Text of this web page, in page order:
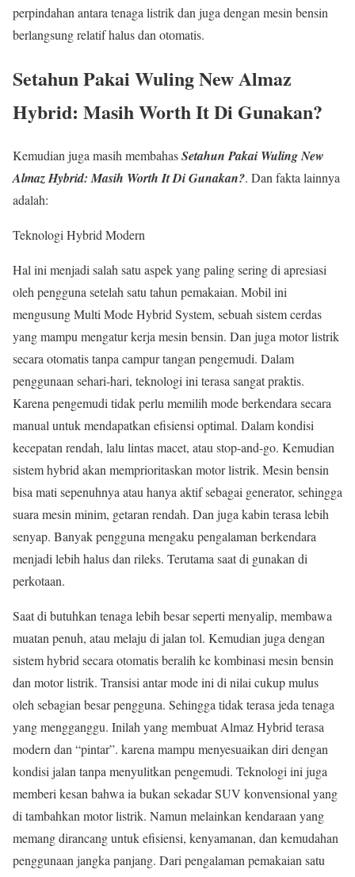
perpindahan antara tenaga listrik dan juga dengan mesin bensin
berlangsung relatif halus dan otomatis.
Setahun Pakai Wuling New Almaz
Hybrid: Masih Worth It Di Gunakan?
Kemudian juga masih membahasSetahun Pakai Wuling New
Almaz Hybrid: Masih Worth It Di Gunakan?. Dan fakta lainnya
adalah:
Teknologi Hybrid Modern
Hal ini menjadi salah satu aspek yang paling sering di apresiasi
oleh pengguna setelah satu tahun pemakaian. Mobil ini
mengusung Multi Mode Hybrid System, sebuah sistem cerdas
yang mampu mengatur kerja mesin bensin. Dan juga motor listrik
secara otomatis tanpa campur tangan pengemudi. Dalam
penggunaan sehari-hari, teknologi ini terasa sangat praktis.
Karena pengemudi tidak perlu memilih mode berkendara secara
manual untuk mendapatkan efisiensi optimal. Dalam kondisi
kecepatan rendah, lalu lintas macet, atau stop-and-go. Kemudian
sistem hybrid akan memprioritaskan motor listrik. Mesin bensin
bisa mati sepenuhnya atau hanya aktif sebagai generator, sehingga
suara mesin minim, getaran rendah. Dan juga kabin terasa lebih
senyap. Banyak pengguna mengaku pengalaman berkendara
menjadi lebih halus dan rileks. Terutama saat di gunakan di
perkotaan.
Saat di butuhkan tenaga lebih besar seperti menyalip, membawa
muatan penuh, atau melaju di jalan tol. Kemudian juga dengan
sistem hybrid secara otomatis beralih ke kombinasi mesin bensin
dan motor listrik. Transisi antar mode ini di nilai cukup mulus
oleh sebagian besar pengguna. Sehingga tidak terasa jeda tenaga
yang mengganggu. Inilah yang membuat Almaz Hybrid terasa
modern dan “pintar”. karena mampu menyesuaikan diri dengan
kondisi jalan tanpa menyulitkan pengemudi. Teknologi ini juga
memberi kesan bahwa ia bukan sekadar SUV konvensional yang
di tambahkan motor listrik. Namun melainkan kendaraan yang
memang dirancang untuk efisiensi, kenyamanan, dan kemudahan
penggunaan jangka panjang. Dari pengalaman pemakaian satu